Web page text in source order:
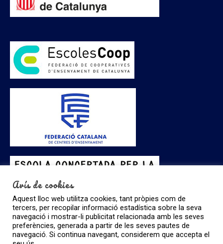
Avís de cookies
Aquest lloc web utilitza cookies, tant pròpies com de
tercers, per recopilar informació estadística sobre la seva
navegació i mostrar-li publicitat relacionada amb les seves
preferències, generada a partir de les seves pautes de
navegació. Si continua navegant, considerem que accepta el